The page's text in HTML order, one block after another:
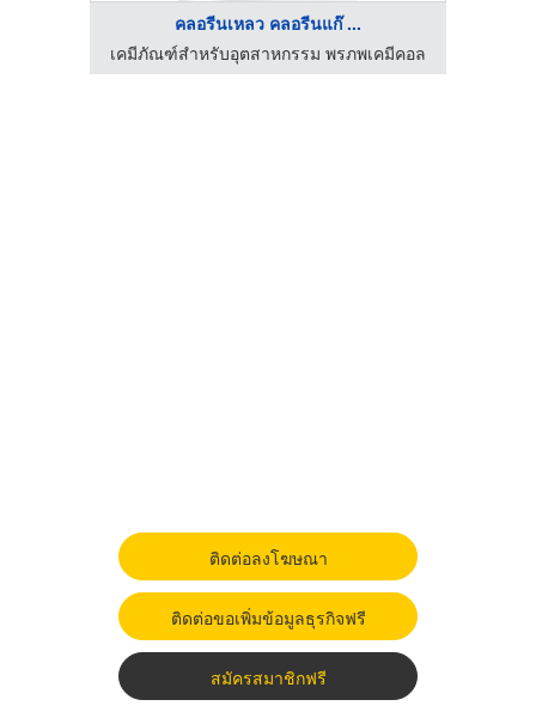
คลอรีนเหลว คลอรีนแก๊ ...
เคมีภัณฑ์สำหรับอุตสาหกรรม พรภพเคมีคอล
ติดต่อลงโฆษณา
ติดต่อขอเพิ่มข้อมูลธุรกิจฟรี
สมัครสมาชิกฟรี